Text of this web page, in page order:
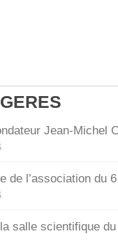
Jean-Michel
de l’association du
salle scientifique